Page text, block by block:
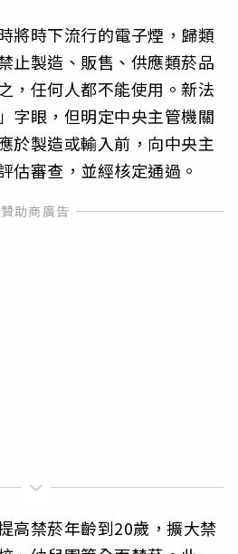
將時下流行的電子煙，歸類
止製造、販售、供應類菸品
，任何人都不能使用。新法
字眼，但明定中央主管機關
於製造或輸入前，向中央主
估審查，並經核定通過。
高禁菸年齡到20歲，擴大禁